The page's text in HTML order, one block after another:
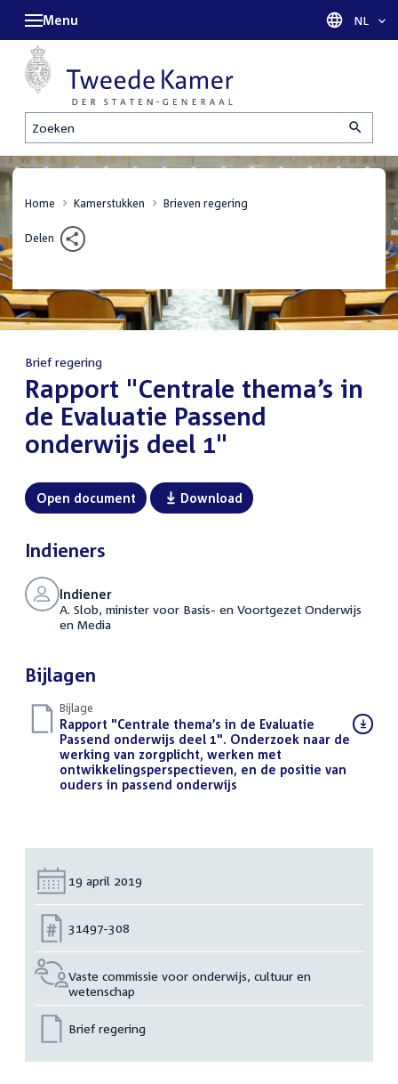
Zoeken
Menu Taal
NL
Home Kamerstukken Brieven regering
Delen
Brief regering
:Rapport "Centrale thema’s in
de Evaluatie Passend
onderwijs deel 1"
Open document Download
Indieners
Indiener
A. Slob, minister voor Basis- en Voortgezet Onderwijs
en Media
Bijlagen
Bijlage
Download
bestand:
Rapport "Centrale thema’s in de Evaluatie
Passend onderwijs deel 1". Onderzoek naar de
werking van zorgplicht, werken met
ontwikkelingsperspectieven, en de positie van
ouders in passend onderwijs
Datum:
19 april 2019
Nummer:
31497-308
Vaste commissie voor onderwijs, cultuur en
wetenschap
Brief regering